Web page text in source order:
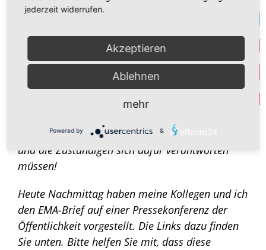
mich in den letzten Wochen an dieser Stelle
– gemeinsam mit meinen großartigen
Kollegen, denen ich an dieser Stelle herzlich
danken will – nicht untätig geblieben.
haben einen weiteren wichtigen Meilenstein in
Sachen Corona-Aufklärung erreicht. Doch das ist
aufhören, bevor nicht alles auf dem Tisch liegt
und die Zuständigen sich dafür verantworten
müssen!
Heute Nachmittag haben meine Kollegen und ich
den EMA-Brief auf einer Pressekonferenz der
Öffentlichkeit vorgestellt. Die Links dazu finden
Sie unten. Bitte helfen Sie mit, dass diese
jederzeit widerrufen.
Akzeptieren
Ablehnen
mehr
Powered by &